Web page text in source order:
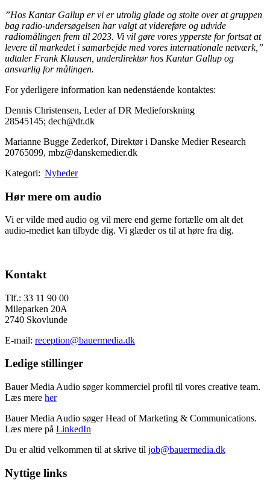
”Hos Kantar Gallup er vi er utrolig glade og stolte over at gruppen
bag radio-undersøgelsen har valgt at videreføre og udvide
radiomålingen frem til 2023. Vi vil gøre vores ypperste for fortsat at
levere til markedet i samarbejde med vores internationale netværk,”
udtaler Frank Klausen, underdirektør hos Kantar Gallup og
ansvarlig for målingen.
For yderligere information kan nedenstående kontaktes:
Dennis Christensen, Leder af DR Medieforskning
28545145; dech@dr.dk
Marianne Bugge Zederkof, Direktør i Danske Medier Research
20765099, mbz@danskemedier.dk
Kategori: Nyheder
Hør mere om audio
Vi er vilde med audio og vil mere end gerne fortælle om alt det
audio-mediet kan tilbyde dig. Vi glæder os til at høre fra dig.
Footer
Kontakt
Tlf.: 33 11 90 00
Mileparken 20A
2740 Skovlunde
E-mail: reception@bauermedia.dk
Ledige stillinger
Bauer Media Audio søger kommerciel profil til vores creative team.
Læs mere her
Bauer Media Audio søger Head of Marketing & Communications.
Læs mere på LinkedIn
Du er altid velkommen til at skrive til job@bauermedia.dk
Nyttige links